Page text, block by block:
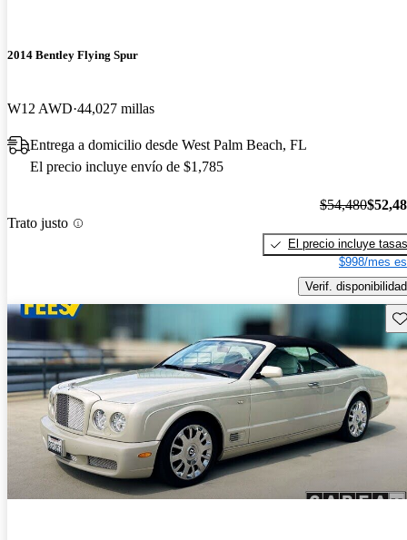
2014 Bentley Flying Spur
W12 AWD 44,027 millas
Entrega a domicilio desde West Palm Beach, FL
El precio incluye envío de $1,785
Trato justo
$54,480
El precio incluye tasas
$998/mes
Verif. disponibilidad